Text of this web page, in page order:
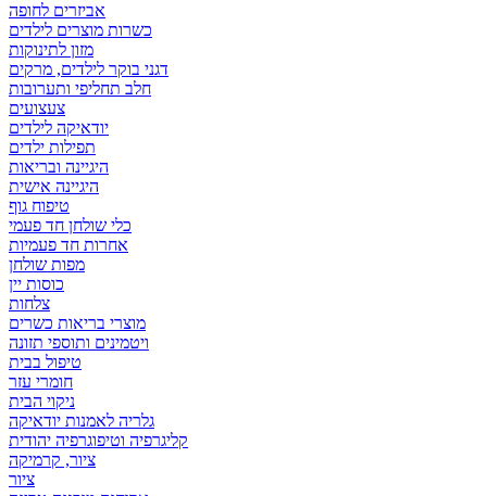
אביזרים לחופה
כשרות מוצרים לילדים
מזון לתינוקות
דגני בוקר לילדים, מרקים
חלב תחליפי ותערובות
צעצועים
יודאיקה לילדים
תפילות ילדים
היגיינה ובריאות
היגיינה אישית
טיפוח גוף
כלי שולחן חד פעמי
אחרות חד פעמיות
מפות שולחן
כוסות יין
צלחות
מוצרי בריאות כשרים
ויטמינים ותוספי תזונה
טיפול בבית
חומרי עזר
ניקוי הבית
גלריה לאמנות יודאיקה
קליגרפיה וטיפוגרפיה יהודית
ציור, קרמיקה
ציור